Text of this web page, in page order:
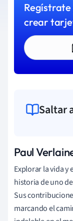
crear
Saltar
Paul
Explorar la vida y
historia de uno
Sus
marcando el